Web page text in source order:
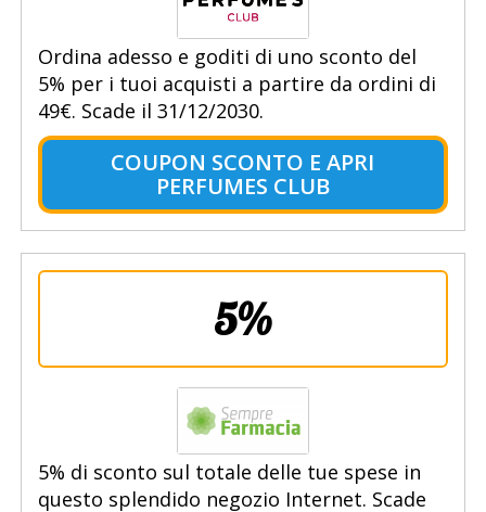
Ordina adesso e goditi di uno sconto del
5% per i tuoi acquisti a partire da ordini di
49€. Scade il 31/12/2030.
COUPON SCONTO E APRI
PERFUMES CLUB
5%
5% di sconto sul totale delle tue spese in
questo splendido negozio Internet. Scade